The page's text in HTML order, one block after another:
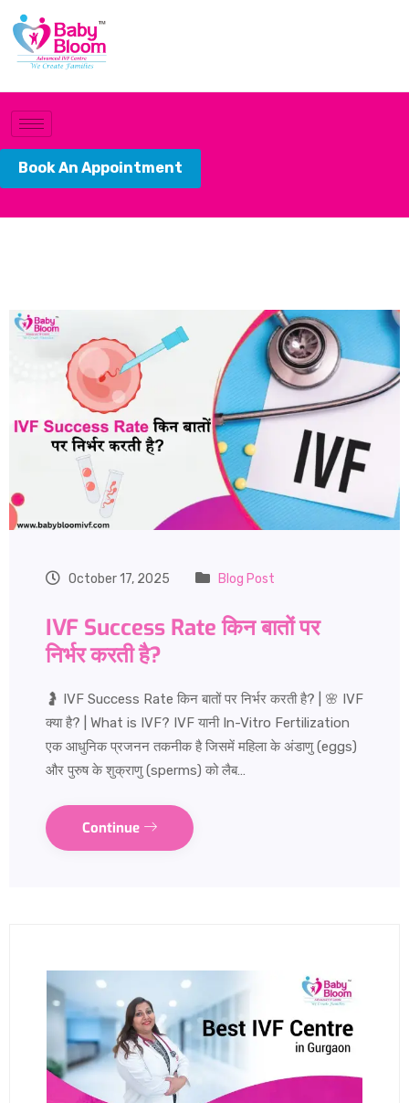
Book An Appointment
October 17, 2025 Blog Post
IVF Success Rate किन बातों पर
निर्भर करती है?
🤰 IVF Success Rate किन बातों पर निर्भर करती है? | 🌸 IVF
क्या है? | What is IVF? IVF यानी In-Vitro Fertilization
एक आधुनिक प्रजनन तकनीक है जिसमें महिला के अंडाणु (eggs)
और पुरुष के शुक्राणु (sperms) को लैब…
Continue